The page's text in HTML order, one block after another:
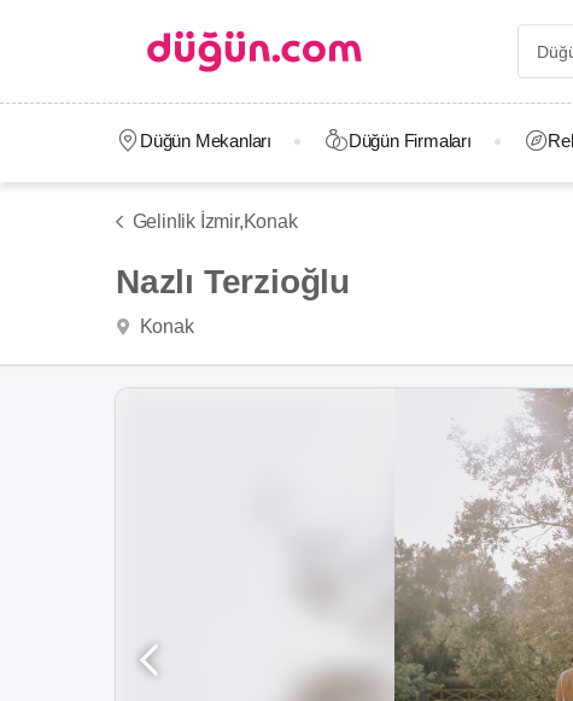
Düğün Mekanları Düğün Firmaları
Gelinlik İzmir,Konak
Nazlı Terzioğlu
Konak